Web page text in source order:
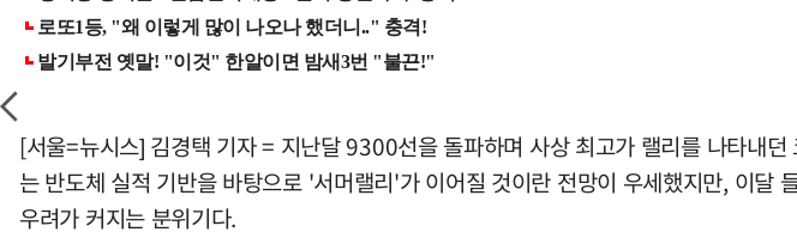
[서울=뉴시스] 김경택 기자 = 지난달 9300선을 돌파하며 사상 최고가 랠리를 나타내
는 반도체 실적 기반을 바탕으로 '서머랠리'가 이어질 것이란 전망이 우세했지만, 이
우려가 커지는 분위기다.